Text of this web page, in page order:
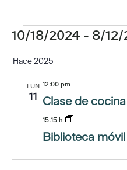
Eventos
10/18/2024 - 8/
la
Hace 2025
LUN
11
12:00 pm
Clase de
15.15 h
Biblioteca